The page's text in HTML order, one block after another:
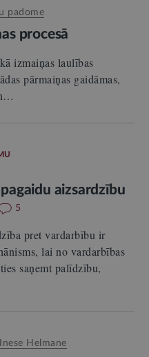
padome
procesā
izmaiņas laulības
pārmaiņas gaidāmas,
aizsardzību
5
pret vardarbību ir
lai no vardarbības
saņemt palīdzību,
Inese Helmane